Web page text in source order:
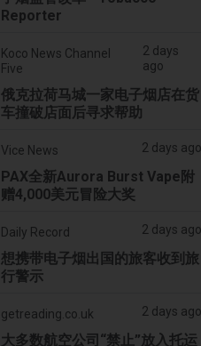
Reporter
Koco News Channel
Five
2 days
ago
俄克拉荷马城一家电子烟店在货
车撞破店面后寻求帮助
Vice News 2 days ago
PAX全新Aurora Burst Vape附
赠4,000美元冒险大奖
Daily Record 2 days ago
想携带电子烟出国的旅客收到旅
行警示
getreading.co.uk 2 days ago
大多数航空公司“禁止”放入托运